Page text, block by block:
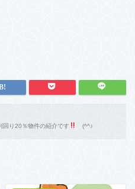
回り20％物件の紹介です
(^^♪